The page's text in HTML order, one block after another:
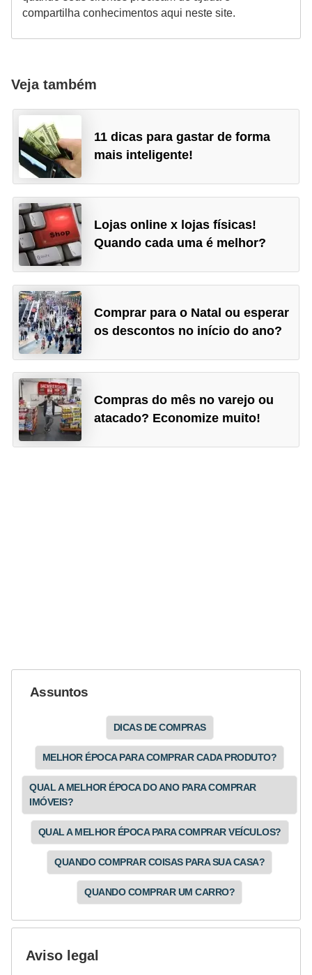
compartilha conhecimentos aqui neste site.
Veja também
11 dicas para gastar de forma
mais inteligente!
Lojas online x lojas físicas!
Quando cada uma é melhor?
Comprar para o Natal ou esperar
os descontos no início do ano?
Compras do mês no varejo ou
atacado? Economize muito!
Assuntos
DICAS DE COMPRAS
MELHOR ÉPOCA PARA COMPRAR CADA PRODUTO?
QUAL A MELHOR ÉPOCA DO ANO PARA COMPRAR
IMÓVEIS?
QUAL A MELHOR ÉPOCA PARA COMPRAR VEÍCULOS?
QUANDO COMPRAR COISAS PARA SUA CASA?
QUANDO COMPRAR UM CARRO?
Aviso legal